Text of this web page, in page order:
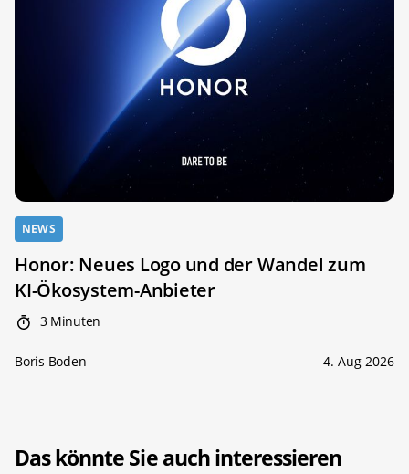
NEWS
Honor: Neues Logo und der Wandel zum
KI-Ökosystem-Anbieter
3 Minuten
Boris Boden 4. Aug 2026
Das könnte Sie auch interessieren